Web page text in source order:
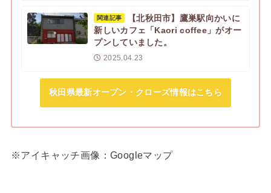
関連記事
【北秋田市】鷹巣駅向かいに
新しいカフェ「Kaori coffee」がオー
プンしていました。
2025.04.23
秋田県最新オープン・クローズ情報はこちら
※アイキャッチ画像：Googleマップ